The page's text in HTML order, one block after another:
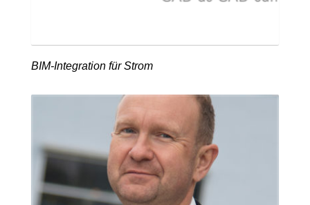
BIM-Integration für Strom